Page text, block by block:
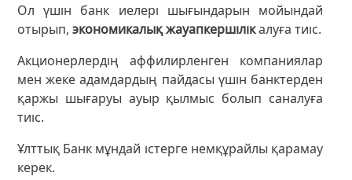
Ол үшін банк иелері шығындарын мойындай
отырып,экономикалық жауапкершілікалуға тиіс.
Акционерлердің аффилирленген компаниялар
мен жеке адамдардың пайдасы үшін банктерден
қаржы шығаруы ауыр қылмыс болып саналуға
тиіс.
Ұлттық Банк мұндай істерге немқұрайлы қарамау
керек.